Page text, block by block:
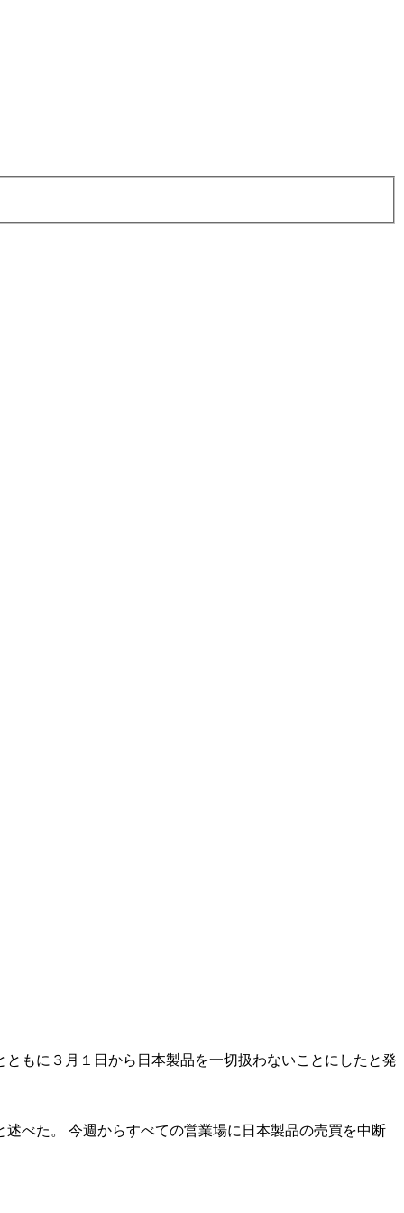
もに３月１日から日本製品を一切扱わないことにしたと発
べた。 今週からすべての営業場に日本製品の売買を中断